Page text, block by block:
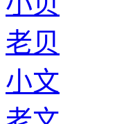
老贝
小文